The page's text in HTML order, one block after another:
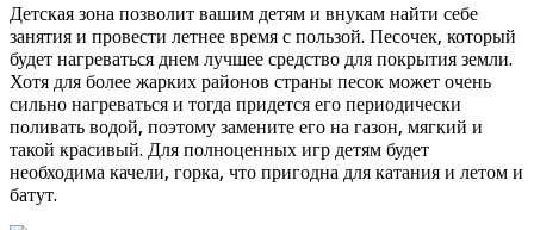
Детская зона позволит вашим детям и внукам найти себе
занятия и провести летнее время с пользой. Песочек, который
будет нагреваться днем лучшее средство для покрытия земли.
Хотя для более жарких районов страны песок может очень
сильно нагреваться и тогда придется его периодически
поливать водой, поэтому замените его на газон, мягкий и
такой красивый. Для полноценных игр детям будет
необходима качели, горка, что пригодна для катания и летом и
батут.